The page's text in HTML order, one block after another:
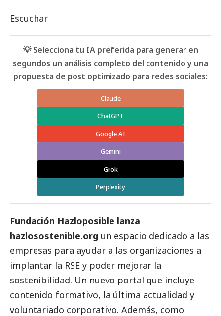
Escuchar
💡 Selecciona tu IA preferida para generar en
segundos un análisis completo del contenido y una
propuesta de post optimizado para redes sociales:
Claude
ChatGPT
Google AI
Gemini
Grok
Perplexity
Fundación Hazloposible lanza
hazlosostenible.org un espacio dedicado a las
empresas para ayudar a las organizaciones a
implantar la RSE y poder mejorar la
sostenibilidad. Un nuevo portal que incluye
contenido formativo, la última actualidad y
voluntariado corporativo. Además, como